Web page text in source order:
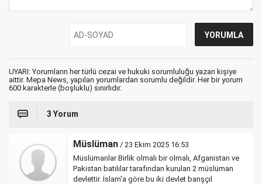
UYARI: Yorumların her türlü cezai ve hukuki sorumluluğu yazan kişiye
aittir. Mepa News, yapılan yorumlardan sorumlu değildir. Her bir yorum
600 karakterle (boşluklu) sınırlıdır.
3 Yorum
Müslüman / 23 Ekim 2025 16:53
Müslümanlar Birlik olmalı bir olmalı, Afganistan ve
Pakistan batılılar tarafından kurulan 2 müslüman
devlettir. İslam'a göre bu iki devlet barışçıl